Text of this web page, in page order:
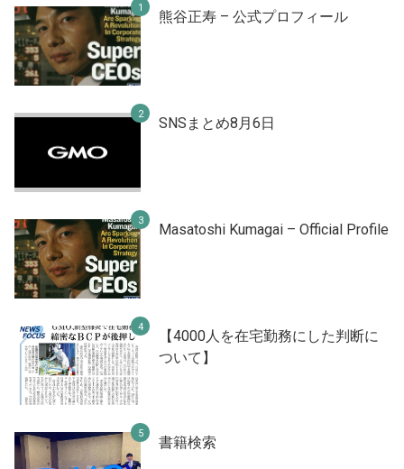
熊谷正寿 – 公式プロフィール
SNSまとめ8月6日
Masatoshi Kumagai – Official Profile
【4000人を在宅勤務にした判断に
ついて】
書籍検索